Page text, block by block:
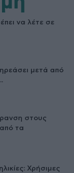
να λέτε σε
μετά από
στους
τα
Χρήσιμες